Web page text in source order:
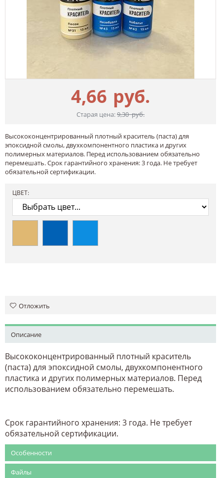
4,66 руб.
Старая цена:9,30руб.
Высококонцентрированный плотный краситель (паста) для
эпоксидной смолы, двухкомпонентного пластика и других
полимерных материалов. Перед использованием обязательно
перемешать. Срок гарантийного хранения: 3 года. Не требует
обязательной сертификации.
ЦВЕТ:
Отложить
Описание
Высококонцентрированный плотный краситель
(паста) для эпоксидной смолы, двухкомпонентного
пластика и других полимерных материалов. Перед
использованием обязательно перемешать.
Срок гарантийного хранения: 3 года. Не требует
обязательной сертификации.
Особенности
Файлы